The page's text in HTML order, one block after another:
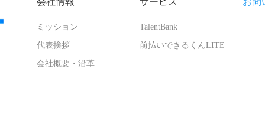
ミッション
代表挨拶
会社概要・沿革
TalentBank
前払いできるくんLITE